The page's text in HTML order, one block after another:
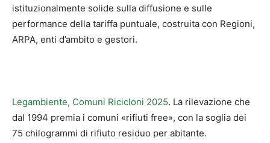
istituzionalmente solide sulla diffusione e sulle
performance della tariffa puntuale, costruita con Regioni,
ARPA, enti d’ambito e gestori.
Legambiente, Comuni Ricicloni 2025. La rilevazione che
dal 1994 premia i comuni «rifiuti free», con la soglia dei
75 chilogrammi di rifiuto residuo per abitante.